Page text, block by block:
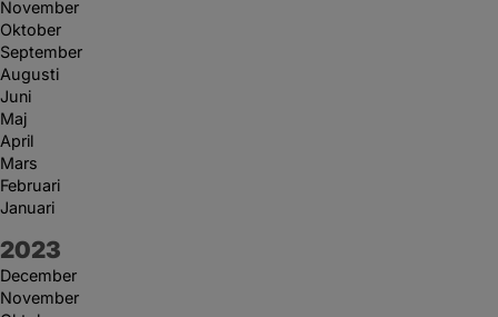
November
Oktober
September
Augusti
Juni
Maj
April
Mars
Februari
Januari
År:
2023
December
November